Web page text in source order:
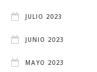
JULIO 2023
JUNIO 2023
MAYO 2023